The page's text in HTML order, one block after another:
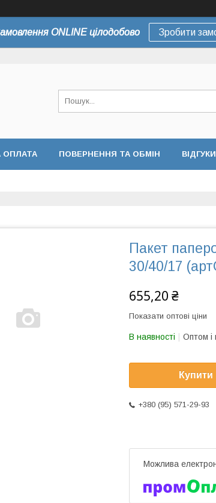
ONLINE цілодобово Зробити
ОПЛАТА ПОВЕРНЕННЯ ТА ОБМІН ВІДГУКИ
Пакет
30/40/17
655,20 ₴
Показати оптові ціни
В наявності Оптом і
Купити
+380 (95) 571-29-93